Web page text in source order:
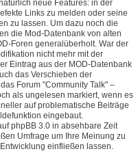
neue Features: in der
Links zu melden oder seine
zu lassen. Um dazu noch die
die Mod-Datenbank von alten
Foren generalüberholt. War der
nicht mehr mit der
Eintrag aus der MOD-Datenbank
das Verschieben der
Forum "Community Talk" –
als ungelesen markiert, wenn es
auf problematische Beiträge
eingebaut.
phpBB 3.0 in absehbare Zeit
Umfrage um Ihre Meinung zu
einfließen lassen.